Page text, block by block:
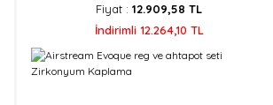
Fiyat : 12.909,58 TL
İndirimli 12.264,10 TL